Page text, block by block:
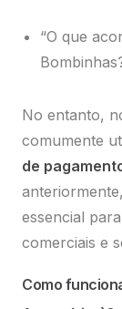
“O que
No entanto,
comumente
de
essencial
comerciais e
Como